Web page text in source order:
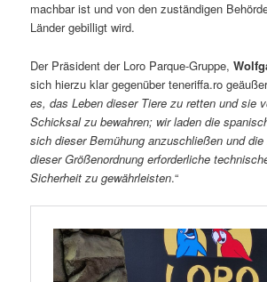
machbar ist und von den zuständigen
Länder gebilligt wird.
Der Präsident der Loro Parque-Gruppe,
sich hierzu klar gegenüber teneriffa.ro
es, das Leben dieser Tiere zu retten und sie
Schicksal zu bewahren; wir laden die
sich dieser Bemühung anzuschließen und
dieser Größenordnung erforderliche
Sicherheit zu gewährleisten.“